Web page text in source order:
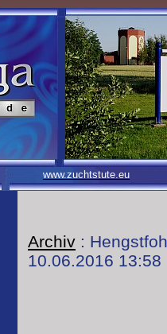
www.zuchtstute.eu
Archiv :
10.06.2016 13:58